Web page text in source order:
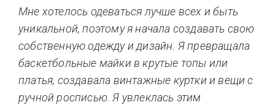
Мне хотелось одеваться лучше всех и быть
уникальной, поэтому я начала создавать свою
собственную одежду и дизайн. Я превращала
баскетбольные майки в крутые топы или
платья, создавала винтажные куртки и вещи с
ручной росписью. Я увлеклась этим